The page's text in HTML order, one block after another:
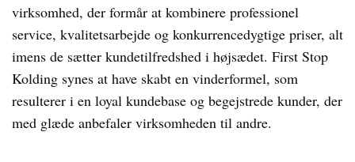
virksomhed, der formår at kombinere professionel
service, kvalitetsarbejde og konkurrencedygtige priser, alt
imens de sætter kundetilfredshed i højsædet. First Stop
Kolding synes at have skabt en vinderformel, som
resulterer i en loyal kundebase og begejstrede kunder, der
med glæde anbefaler virksomheden til andre.